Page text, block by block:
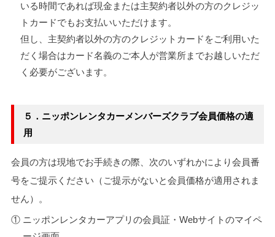
いる時間であれば現金または主契約者以外の方のクレジッ
トカードでもお支払いいただけます。
但し、主契約者以外の方のクレジットカードをご利用いた
だく場合はカード名義のご本人が営業所までお越しいただ
く必要がございます。
５．ニッポンレンタカーメンバーズクラブ会員価格の適
用
会員の方は現地でお手続きの際、次のいずれかにより会員番
号をご提示ください（ご提示がないと会員価格が適用されま
せん）。
① ニッポンレンタカーアプリの会員証・Webサイトのマイペ